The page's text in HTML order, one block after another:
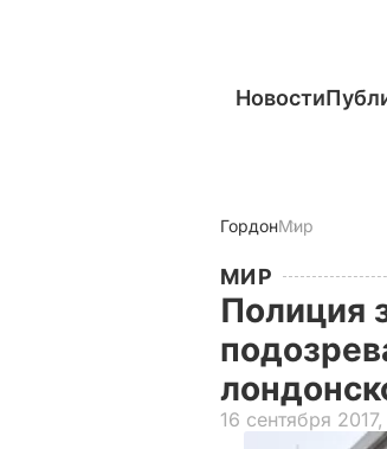
Новости
ГордонМир
МИР
Полиция
16 сентября